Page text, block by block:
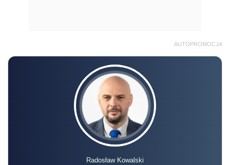
AUTOPROMOCJA
Radosław Kowalski